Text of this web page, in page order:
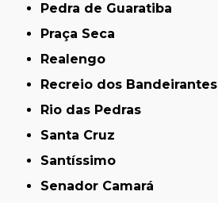
Pedra de Guaratiba
Praça Seca
Realengo
Recreio dos Bandeirantes
Rio das Pedras
Santa Cruz
Santíssimo
Senador Camará